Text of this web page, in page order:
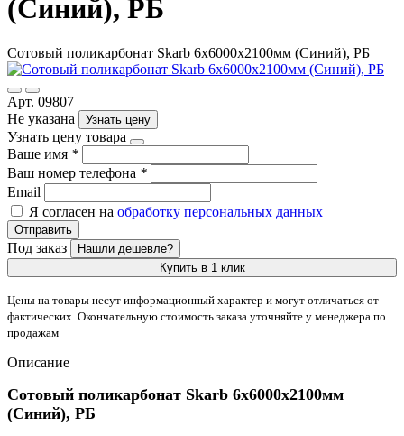
(Синий), РБ
Сотовый поликарбонат Skarb 6х6000х2100мм (Синий), РБ
Арт. 09807
Не указана
Узнать цену
Узнать цену товара
Ваше имя *
Ваш номер телефона *
Email
Я согласен на обработку персональных данных
Отправить
Под заказ
Нашли дешевле?
Купить в 1 клик
Цены на товары несут информационный характер и могут отличаться от
фактических. Окончательную стоимость заказа уточняйте у менеджера по
продажам
Описание
Сотовый поликарбонат Skarb 6х6000х2100мм
(Синий), РБ